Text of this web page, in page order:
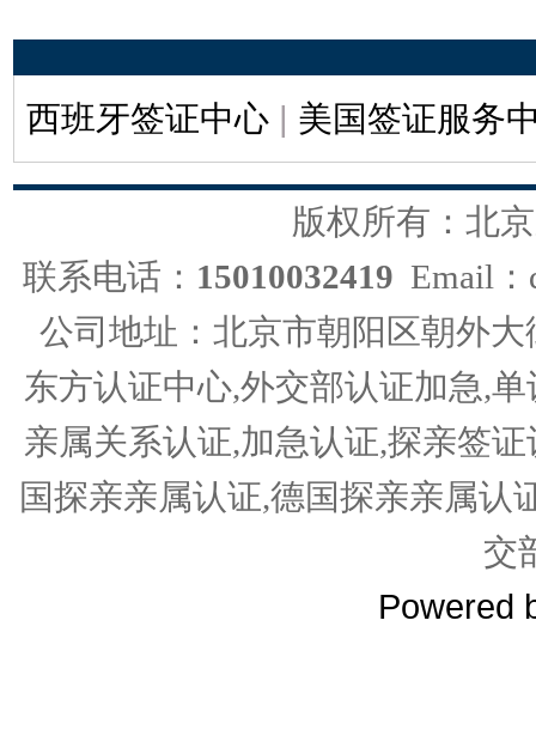
西班牙签证中心 | 美国签证服务
版权所有：北
联系电话： 15010032419 Email
公司地址：北京市朝阳区朝外
东方认证中心,外交部认证加急,
亲属关系认证,加急认证,探亲签
国探亲亲属认证,德国探亲亲属认
交
Powered